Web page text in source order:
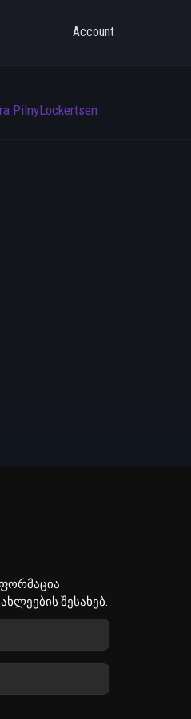
Account
PilnyLockertsen
შესახებ.